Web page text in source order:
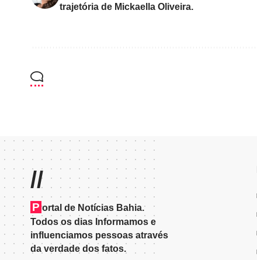
trajetória de Mickaella Oliveira.
//
P ortal de Notícias Bahia.
Todos os dias Informamos e
influenciamos pessoas através
da verdade dos fatos.